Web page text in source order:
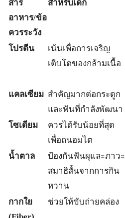
สาร
อาหาร/ข้อ
ควรระวัง
สำหรับเด็ก
โปรตีน
เน้นเพื่อการเจริญ
เติบโตของกล้ามเนื้อ
แคลเซียม สำคัญมากต่อกระดูก
และฟันที่กำลังพัฒนา
โซเดียม
ควรได้รับน้อยที่สุด
เพื่อถนอมไต
น้ำตาล
ป้องกันฟันผุและภาวะ
สมาธิสั้นจากการกิน
หวาน
กากใย
ช่วยให้ขับถ่ายคล่อง